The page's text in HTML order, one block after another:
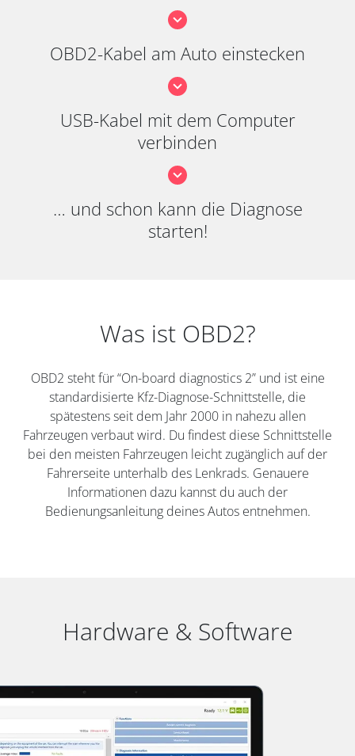
OBD2-Kabel am Auto einstecken
USB-Kabel mit dem Computer
verbinden
… und schon kann die Diagnose
starten!
Was ist OBD2?
OBD2 steht für “On-board diagnostics 2” und ist eine
standardisierte Kfz-Diagnose-Schnittstelle, die
spätestens seit dem Jahr 2000 in nahezu allen
Fahrzeugen verbaut wird. Du findest diese Schnittstelle
bei den meisten Fahrzeugen leicht zugänglich auf der
Fahrerseite unterhalb des Lenkrads. Genauere
Informationen dazu kannst du auch der
Bedienungsanleitung deines Autos entnehmen.
Hardware & Software